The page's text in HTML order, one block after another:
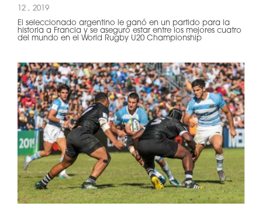
12 , 2019
El seleccionado argentino le ganó en un partido para la
historia a Francia y se aseguró estar entre los mejores cuatro
del mundo en el World Rugby U20 Championship